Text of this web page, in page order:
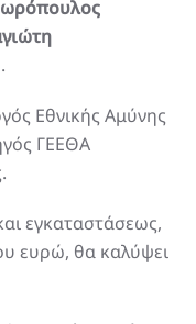
Εθνικής Αμύνης
ΓΕΕΘΑ
εγκαταστάσεως,
ευρώ, θα καλύψει